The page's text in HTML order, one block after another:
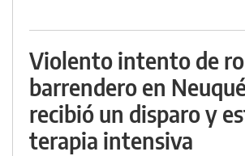
Violento intento de
barrendero en
recibió un disparo y
terapia intensiva